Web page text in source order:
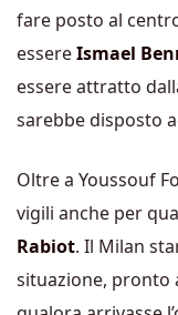
fare posto al
essereIsmael
essere attratto
sarebbe disposto
Oltre a Youssouf
vigili anche per
Rabiot. Il Milan
situazione, pronto